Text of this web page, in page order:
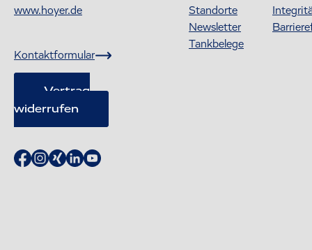
www.hoyer.de
Kontaktformular
Vertrag
widerrufen
Standorte
Newsletter
Tankbelege